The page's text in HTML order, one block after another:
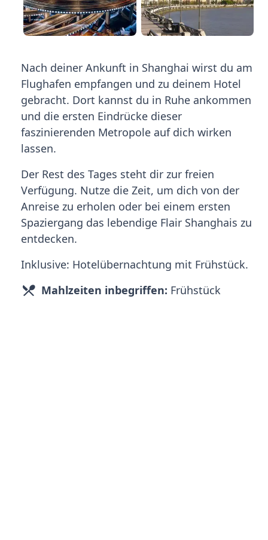
Nach deiner Ankunft in Shanghai wirst du am
Flughafen empfangen und zu deinem Hotel
gebracht. Dort kannst du in Ruhe ankommen
und die ersten Eindrücke dieser
faszinierenden Metropole auf dich wirken
lassen.
Der Rest des Tages steht dir zur freien
Verfügung. Nutze die Zeit, um dich von der
Anreise zu erholen oder bei einem ersten
Spaziergang das lebendige Flair Shanghais zu
entdecken.
Inklusive: Hotelübernachtung mit Frühstück.
Mahlzeiten inbegriffen: Frühstück